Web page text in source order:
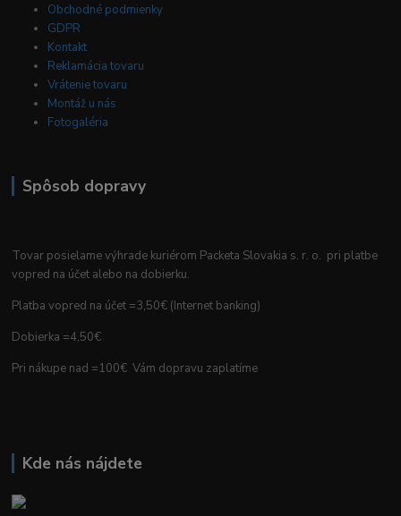
Obchodné podmienky
GDPR
Kontakt
Reklamácia tovaru
Vrátenie tovaru
Montáž u nás
Fotogaléria
Spôsob dopravy
Tovar posielame výhrade kuriérom Packeta Slovakia s. r. o. pri platbe
vopred na účet alebo na dobierku.
Platba vopred na účet =3,50€ (Internet banking)
Dobierka =4,50€
Pri nákupe nad =100€ Vám dopravu zaplatíme
Kde nás nájdete